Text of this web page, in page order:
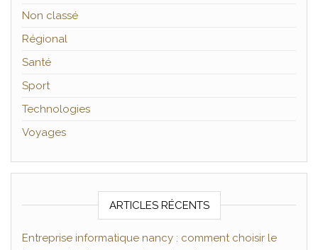
Non classé
Régional
Santé
Sport
Technologies
Voyages
ARTICLES RÉCENTS
Entreprise informatique nancy : comment choisir le